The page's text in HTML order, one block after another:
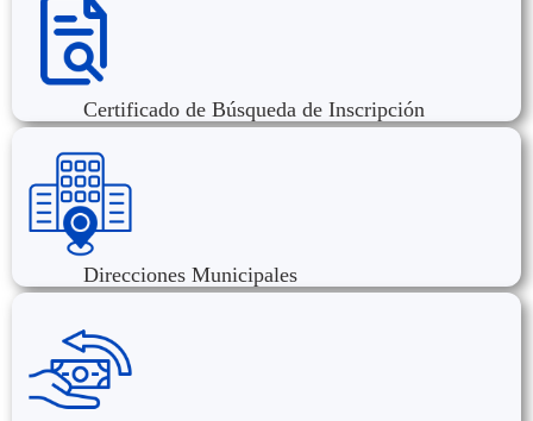
Certificado de Búsqueda de Inscripción
Direcciones Municipales